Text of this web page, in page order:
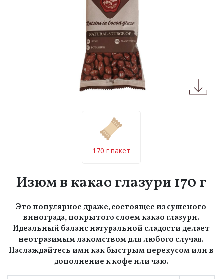
170 г пакет
Изюм в какао глазури 170 г
Это популярное драже, состоящее из сушеного
винограда, покрытого слоем какао глазури.
Идеальный баланс натуральной сладости делает
неотразимым лакомством для любого случая.
Наслаждайтесь ими как быстрым перекусом или в
дополнение к кофе или чаю.